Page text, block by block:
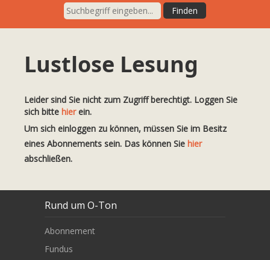
Lustlose Lesung
Leider sind Sie nicht zum Zugriff berechtigt. Loggen Sie
sich bitte hierein.
Um sich einloggen zu können, müssen Sie im Besitz
eines Abonnements sein. Das können Sie hier
abschließen.
Rund um O-Ton
Abonnement
Fundus